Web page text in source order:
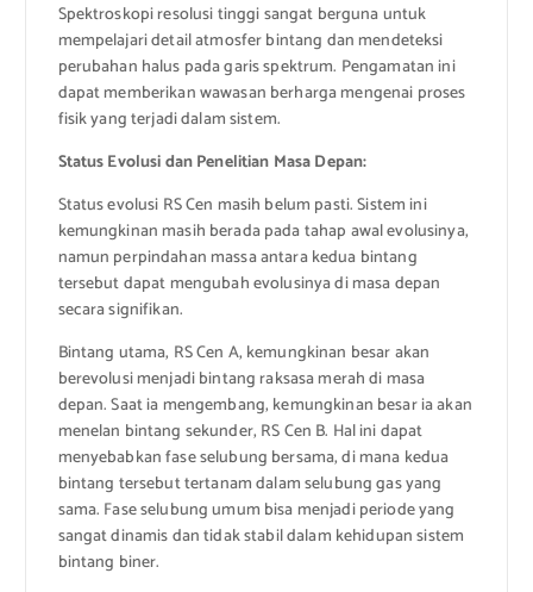
Spektroskopi resolusi tinggi sangat berguna untuk
mempelajari detail atmosfer bintang dan mendeteksi
perubahan halus pada garis spektrum. Pengamatan ini
dapat memberikan wawasan berharga mengenai proses
fisik yang terjadi dalam sistem.
Status Evolusi dan Penelitian Masa Depan:
Status evolusi RS Cen masih belum pasti. Sistem ini
kemungkinan masih berada pada tahap awal evolusinya,
namun perpindahan massa antara kedua bintang
tersebut dapat mengubah evolusinya di masa depan
secara signifikan.
Bintang utama, RS Cen A, kemungkinan besar akan
berevolusi menjadi bintang raksasa merah di masa
depan. Saat ia mengembang, kemungkinan besar ia akan
menelan bintang sekunder, RS Cen B. Hal ini dapat
menyebabkan fase selubung bersama, di mana kedua
bintang tersebut tertanam dalam selubung gas yang
sama. Fase selubung umum bisa menjadi periode yang
sangat dinamis dan tidak stabil dalam kehidupan sistem
bintang biner.